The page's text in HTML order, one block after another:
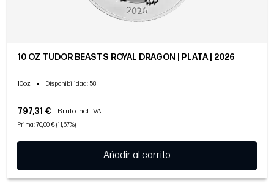
10 OZ TUDOR BEASTS ROYAL DRAGON | PLATA | 2026
10oz • Disponibilidad: 58
797,31 € Bruto incl. IVA
Prima: 70,00 € (11,67%)
Añadir al carrito